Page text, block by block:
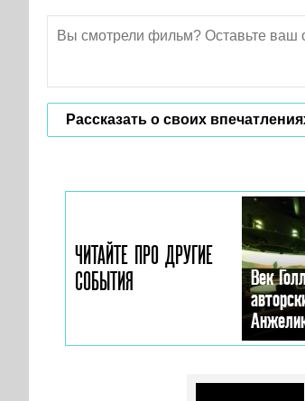
Рассказать о своих
ЧИТАЙТЕ ПРО ДРУГИЕ
СОБЫТИЯ
Век